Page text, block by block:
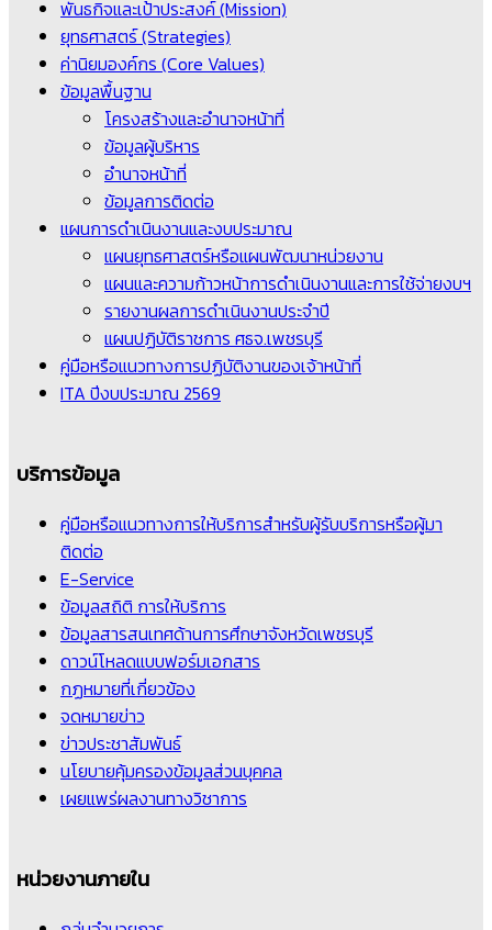
พันธกิจและเป้าประสงค์ (Mission)
ยุทธศาสตร์ (Strategies)
ค่านิยมองค์กร (Core Values)
ข้อมูลพื้นฐาน
โครงสร้างและอำนาจหน้าที่
ข้อมูลผู้บริหาร
อำนาจหน้าที่
ข้อมูลการติดต่อ
แผนการดำเนินงานและงบประมาณ
แผนยุทธศาสตร์หรือแผนพัฒนาหน่วยงาน
แผนและความก้าวหน้าการดำเนินงานและการใช้จ่ายงบฯ
รายงานผลการดำเนินงานประจำปี
แผนปฏิบัติราชการ ศธจ.เพชรบุรี
คู่มือหรือแนวทางการปฏิบัติงานของเจ้าหน้าที่
ITA ปีงบประมาณ 2569
บริการข้อมูล
คู่มือหรือแนวทางการให้บริการสำหรับผู้รับบริการหรือผู้มา
ติดต่อ
E-Service
ข้อมูลสถิติ การให้บริการ
ข้อมูลสารสนเทศด้านการศึกษาจังหวัดเพชรบุรี
ดาวน์โหลดแบบฟอร์มเอกสาร
กฏหมายที่เกี่ยวข้อง
จดหมายข่าว
ข่าวประชาสัมพันธ์
นโยบายคุ้มครองข้อมูลส่วนบุคคล
เผยแพร่ผลงานทางวิชาการ
หน่วยงานภายใน